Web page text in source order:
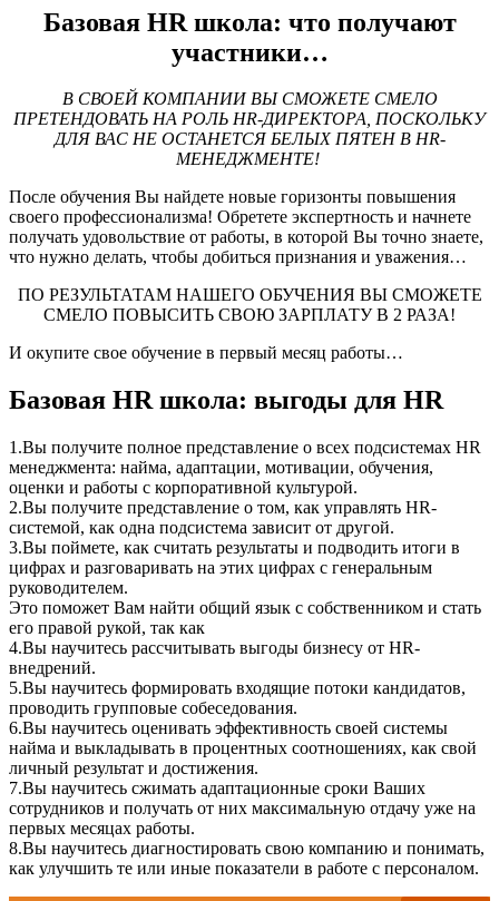
Базовая HR школа: что получают
участники…
В СВОЕЙ КОМПАНИИ ВЫ СМОЖЕТЕ СМЕЛО
ПРЕТЕНДОВАТЬ НА РОЛЬ HR-ДИРЕКТОРА, ПОСКОЛЬКУ
ДЛЯ ВАС НЕ ОСТАНЕТСЯ БЕЛЫХ ПЯТЕН В HR-
МЕНЕДЖМЕНТЕ!
После обучения Вы найдете новые горизонты повышения
своего профессионализма! Обретете экспертность и начнете
получать удовольствие от работы, в которой Вы точно знаете,
что нужно делать, чтобы добиться признания и уважения…
ПО РЕЗУЛЬТАТАМ НАШЕГО ОБУЧЕНИЯ ВЫ СМОЖЕТЕ
СМЕЛО ПОВЫСИТЬ СВОЮ ЗАРПЛАТУ В 2 РАЗА!
И окупите свое обучение в первый месяц работы…
Базовая HR школа: выгоды для HR
1.Вы получите полное представление о всех подсистемах HR
менеджмента: найма, адаптации, мотивации, обучения,
оценки и работы с корпоративной культурой.
2.Вы получите представление о том, как управлять HR-
системой, как одна подсистема зависит от другой.
3.Вы поймете, как считать результаты и подводить итоги в
цифрах и разговаривать на этих цифрах с генеральным
руководителем.
Это поможет Вам найти общий язык с собственником и стать
его правой рукой, так как
4.Вы научитесь рассчитывать выгоды бизнесу от HR-
внедрений.
5.Вы научитесь формировать входящие потоки кандидатов,
проводить групповые собеседования.
6.Вы научитесь оценивать эффективность своей системы
найма и выкладывать в процентных соотношениях, как свой
личный результат и достижения.
7.Вы научитесь сжимать адаптационные сроки Ваших
сотрудников и получать от них максимальную отдачу уже на
первых месяцах работы.
8.Вы научитесь диагностировать свою компанию и понимать,
как улучшить те или иные показатели в работе с персоналом.